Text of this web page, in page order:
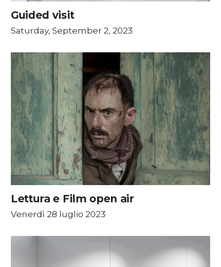
Guided visit
Saturday, September 2, 2023
Lettura e Film open air
Venerdì 28 luglio 2023